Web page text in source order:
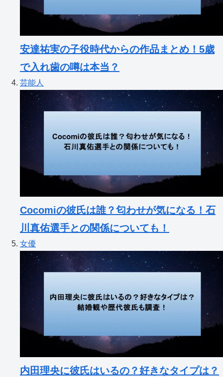
安達祐実の子役時代からの作品まとめ！5歳
で入れ歯の噂は本当？
芸能人
Cocomiの彼氏は誰？匂わせが気になる！石
川真佑選手との関係についても！
女優
内田理央に彼氏はいるの？好きなタイプは？